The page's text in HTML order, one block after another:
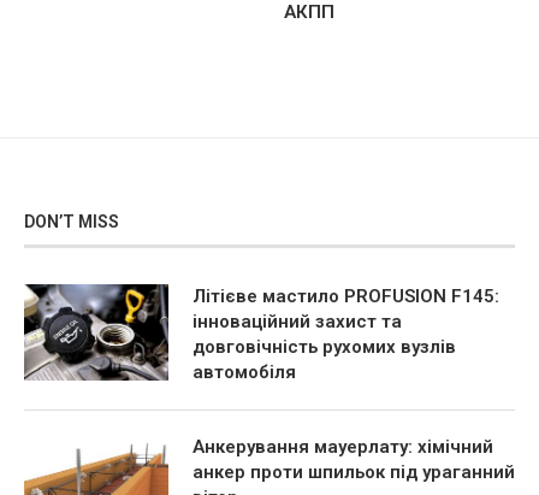
АКПП
DON’T MISS
Літієве мастило PROFUSION F145:
інноваційний захист та
довговічність рухомих вузлів
автомобіля
Анкерування мауерлату: хімічний
анкер проти шпильок під ураганний